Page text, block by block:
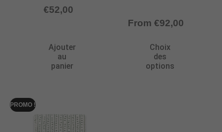
€52,00
Ajouter
au
panier
From €92,00
Choix
des
options
PROMO !